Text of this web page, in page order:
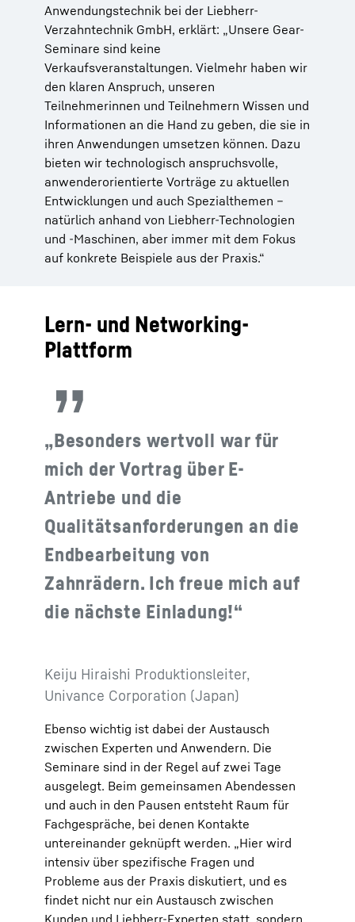
Anwendungstechnik bei der Liebherr-
Verzahntechnik GmbH, erklärt: „Unsere Gear-
Seminare sind keine
Verkaufsveranstaltungen. Vielmehr haben wir
den klaren Anspruch, unseren
Teilnehmerinnen und Teilnehmern Wissen und
Informationen an die Hand zu geben, die sie in
ihren Anwendungen umsetzen können. Dazu
bieten wir technologisch anspruchsvolle,
anwenderorientierte Vorträge zu aktuellen
Entwicklungen und auch Spezialthemen –
natürlich anhand von Liebherr-Technologien
und -Maschinen, aber immer mit dem Fokus
auf konkrete Beispiele aus der Praxis.“
Lern- und Networking-
Plattform
„Besonders wertvoll war für
mich der Vortrag über E-
Antriebe und die
Qualitätsanforderungen an die
Endbearbeitung von
Zahnrädern. Ich freue mich auf
die nächste Einladung!“
Keiju Hiraishi Produktionsleiter,
Univance Corporation (Japan)
Ebenso wichtig ist dabei der Austausch
zwischen Experten und Anwendern. Die
Seminare sind in der Regel auf zwei Tage
ausgelegt. Beim gemeinsamen Abendessen
und auch in den Pausen entsteht Raum für
Fachgespräche, bei denen Kontakte
untereinander geknüpft werden. „Hier wird
intensiv über spezifische Fragen und
Probleme aus der Praxis diskutiert, und es
findet nicht nur ein Austausch zwischen
Kunden und Liebherr-Experten statt, sondern